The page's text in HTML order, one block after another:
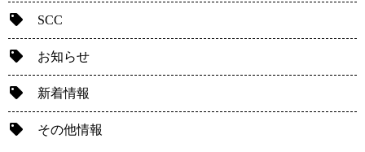
SCC
お知らせ
新着情報
その他情報